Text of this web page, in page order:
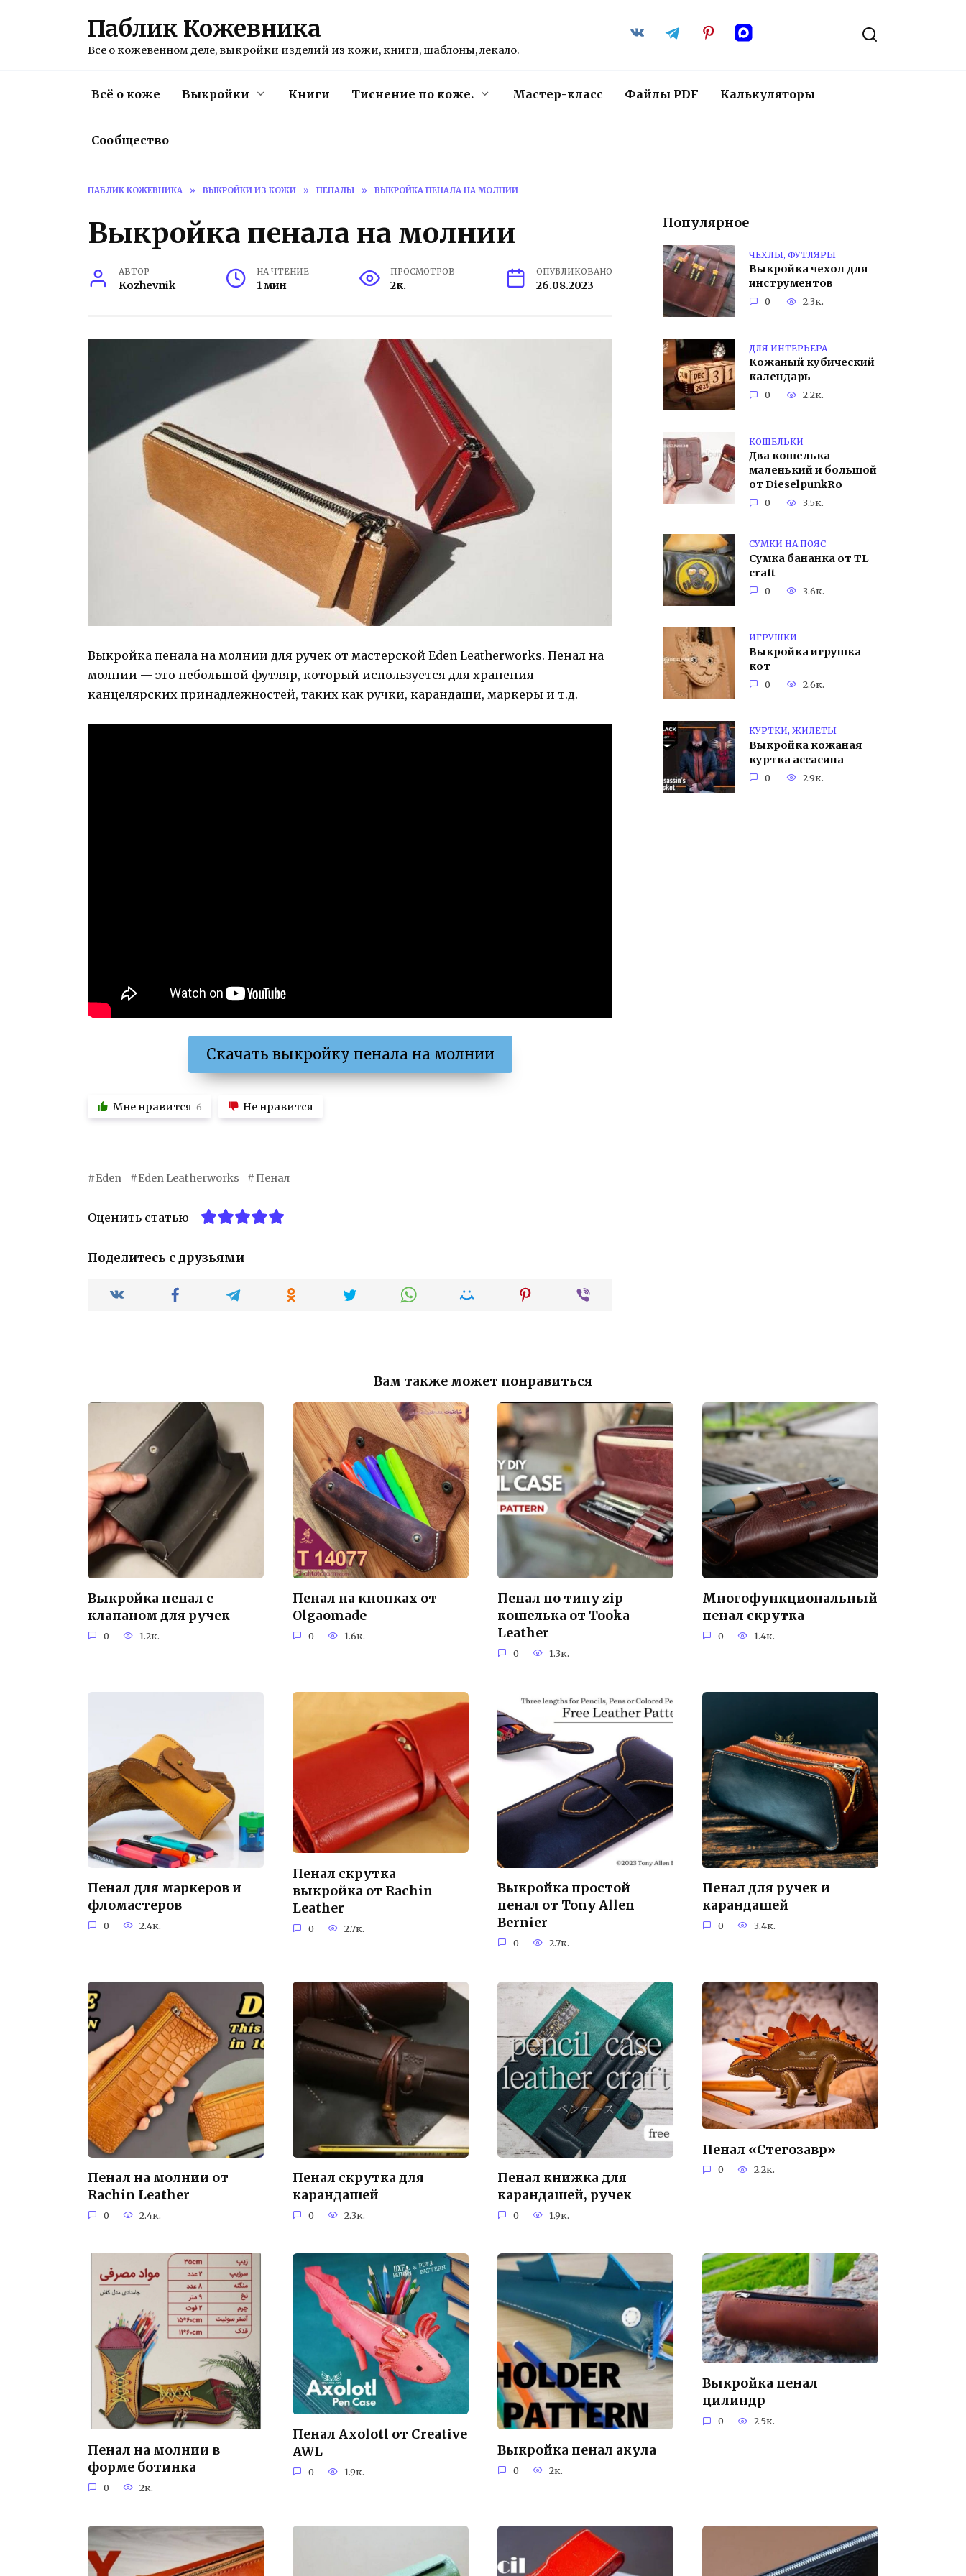
Паблик Кожевника
Все о кожевенном деле, выкройки изделий из кожи, книги, шаблоны, лекало.
Всё о коже Выкройки Книги Тиснение по коже. Мастер-класс Файлы PDF Калькуляторы
Сообщество
ПАБЛИК КОЖЕВНИКА » ВЫКРОЙКИ ИЗ КОЖИ » ПЕНАЛЫ » ВЫКРОЙКА ПЕНАЛА НА МОЛНИИ
Выкройка пенала на молнии
АВТОР
Kozhevnik
НА ЧТЕНИЕ
1 мин
ПРОСМОТРОВ
2к.
ОПУБЛИКОВАНО
26.08.2023
Выкройка пенала на молнии для ручек от мастерской Eden Leatherworks. Пенал на
молнии — это небольшой футляр, который используется для хранения
канцелярских принадлежностей, таких как ручки, карандаши, маркеры и т.д.
Скачать выкройку пенала на молнии
Мне нравится 6 Не нравится
Eden Eden Leatherworks Пенал
Оценить статью
Поделитесь с друзьями
Популярное
ЧЕХЛЫ, ФУТЛЯРЫ
Выкройка чехол для
инструментов
0 2.3к.
ДЛЯ ИНТЕРЬЕРА
Кожаный кубический
календарь
0 2.2к.
КОШЕЛЬКИ
Два кошелька
маленький и большой
от DieselpunkRo
0 3.5к.
СУМКИ НА ПОЯС
Cумка бананка от TL
craft
0 3.6к.
ИГРУШКИ
Выкройка игрушка
кот
0 2.6к.
КУРТКИ, ЖИЛЕТЫ
Выкройка кожаная
куртка ассасина
0 2.9к.
Вам также может понравиться
Выкройка пенал с
клапаном для ручек
0 1.2к.
Пенал на кнопках от
Olgaomade
0 1.6к.
Пенал по типу zip
кошелька от Tooka
Leather
0 1.3к.
Многофункциональный
пенал скрутка
0 1.4к.
Пенал для маркеров и
фломастеров
0 2.4к.
Пенал скрутка
выкройка от Rachin
Leather
0 2.7к.
Выкройка простой
пенал от Tony Allen
Bernier
0 2.7к.
Пенал для ручек и
карандашей
0 3.4к.
Пенал на молнии от
Rachin Leather
0 2.4к.
Пенал скрутка для
карандашей
0 2.3к.
Пенал книжка для
карандашей, ручек
0 1.9к.
Пенал «Стегозавр»
0 2.2к.
Пенал на молнии в
форме ботинка
0 2к.
Пенал Axolotl от Creative
AWL
0 1.9к.
Выкройка пенал акула
0 2к.
Выкройка пенал
цилиндр
0 2.5к.